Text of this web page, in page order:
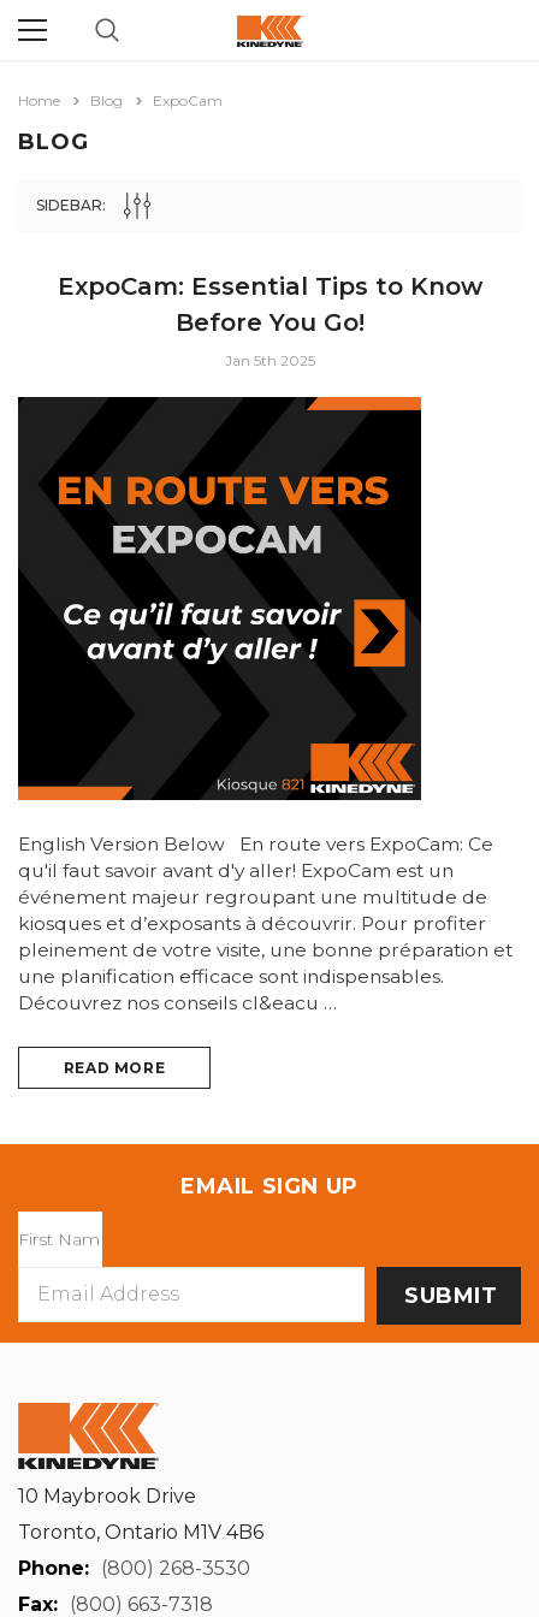
Home Blog ExpoCam
BLOG
SIDEBAR:
ExpoCam: Essential Tips to Know
Before You Go!
Jan 5th 2025
English Version Below En route vers ExpoCam: Ce
qu'il faut savoir avant d'y aller! ExpoCam est un
événement majeur regroupant une multitude de
kiosques et d’exposants à découvrir. Pour profiter
pleinement de votre visite, une bonne préparation et
une planification efficace sont indispensables.
Découvrez nos conseils cl&eacu …
READ MORE
EMAIL SIGN UP
Address
10 Maybrook Drive
Toronto, Ontario M1V 4B6
Phone: (800) 268-3530
Fax: (800) 663-7318